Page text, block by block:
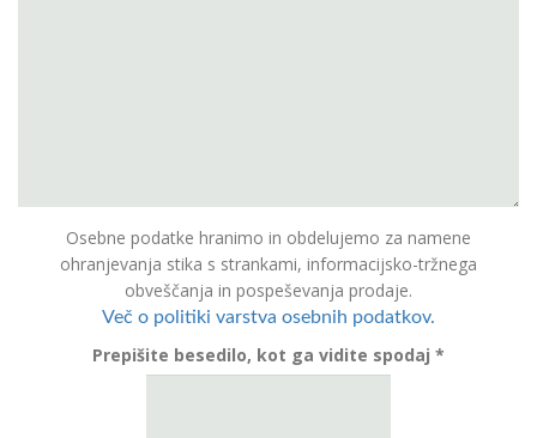
Osebne podatke hranimo in obdelujemo za namene
ohranjevanja stika s strankami, informacijsko-tržnega
obveščanja in pospeševanja prodaje.
Več o politiki varstva osebnih podatkov.
Prepišite besedilo, kot ga vidite spodaj *